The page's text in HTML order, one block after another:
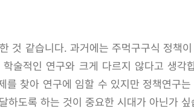
것 같습니다. 과거에는 주먹구구식 정책
술적인 연구와 크게 다르지 않다고 생각
찾아 연구에 임할 수 있지만 정책연구
하도록 하는 것이 중요한 시대가 아닌가 싶